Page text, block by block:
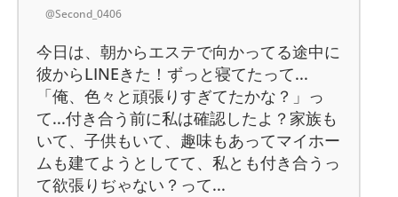
@Second_0406
今日は、朝からエステで向かってる途中に
彼からLINEきた！ずっと寝てたって...
「俺、色々と頑張りすぎてたかな？」っ
て...付き合う前に私は確認したよ？家族も
いて、子供もいて、趣味もあってマイホー
ムも建てようとしてて、私とも付き合うっ
て欲張りぢゃない？って...